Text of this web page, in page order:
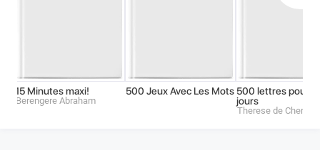
15 Minutes maxi!
Berengere Abraham
500 Jeux Avec Les Mots 500 lettres pour
jours
Therese de Cherisey